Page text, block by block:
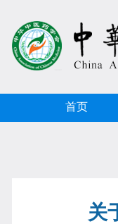
首页
关